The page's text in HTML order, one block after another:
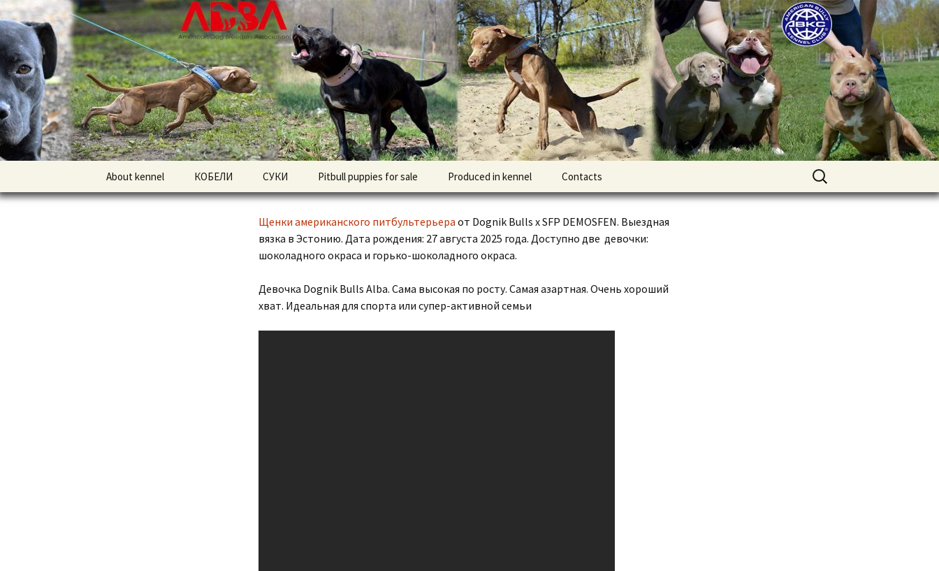
DOGNIK BULLS
American pitbull terrier kennel DOGNIK BULLS Europe. ADBA registered. APBT puppies for sale. Worldwide shipping
содержимому
About kennel КОБЕЛИ
питбультерьер
СУКИ
питбультерьер
Pitbull puppies for sale Produced in kennel Contacts
Найти:
Щенки американского питбультерьера от Dognik Bulls x SFP DEMOSFEN. Выездная
вязка в Эстонию. Дата рождения: 27 августа 2025 года. Доступно две девочки:
шоколадного окраса и горько-шоколадного окраса.
Девочка Dognik Bulls Alba. Сама высокая по росту. Самая азартная. Очень хороший
хват. Идеальная для спорта или супер-активной семьи